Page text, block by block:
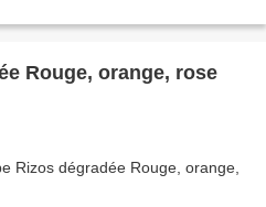
Rouge, orange, rose